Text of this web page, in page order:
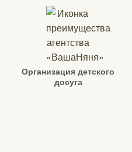
Организация детского
досуга